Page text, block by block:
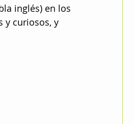
inglés) en los
y curiosos, y